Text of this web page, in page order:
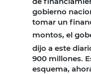
gobierno
tomar un
montos, el
dijo a este
900 millones.
esquema,